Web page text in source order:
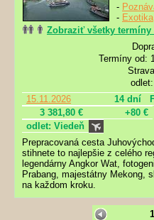
-
- Exotika
Zobraziť všetky termíny
Termíny od:
15.11.2026
14 dní
3 381,80 €
+80 €
odlet: Viedeň
Prepracovaná cesta
stihnete to najlepšie z celého
legendárny Angkor Wat,
Prabang, majestátny Mekong,
na každom kroku.
1